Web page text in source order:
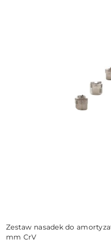
Zestaw nasadek do
mm CrV